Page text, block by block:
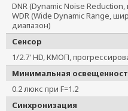
DNR (Dynamic Noise
WDR (Wide Dynamic Range,
диапазон)
Сенсор
1/2.7' HD, КМОП,
Минимальная
0.2 люкс при F=1.2
Синхронизация